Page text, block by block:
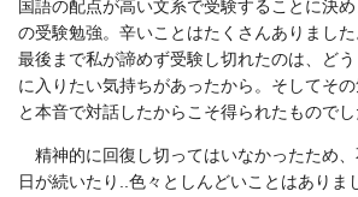
国語の配点が高い文系で受験することに決
の受験勉強。辛いことはたくさんありまし
最後まで私が諦めず受験し切れたのは、ど
に入りたい気持ちがあったから。そしてそ
と本音で対話したからこそ得られたものでし
精神的に回復し切ってはいなかったため
日が続いたり
色々としんどいことはありま